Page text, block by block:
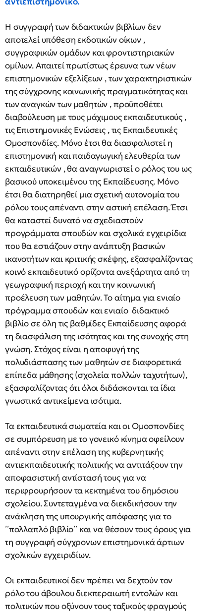
Η συγγραφή των διδακτικών βιβλίων δεν
αποτελεί υπόθεση εκδοτικών οίκων ,
συγγραφικών ομάδων και φροντιστηριακών
ομίλων. Απαιτεί πρωτίστως έρευνα των νέων
επιστημονικών εξελίξεων , των χαρακτηριστικών
της σύγχρονης κοινωνικής πραγματικότητας και
των αναγκών των μαθητών , προϋποθέτει
διαβούλευση με τους μάχιμους εκπαιδευτικούς ,
τις Επιστημονικές Ενώσεις , τις Εκπαιδευτικές
Ομοσπονδίες. Μόνο έτσι θα διασφαλιστεί η
επιστημονική και παιδαγωγική ελευθερία των
εκπαιδευτικών , θα αναγνωριστεί ο ρόλος του ως
βασικού υποκειμένου της Εκπαίδευσης. Μόνο
έτσι θα διατηρηθεί μια σχετική αυτονομία του
ρόλου τους απέναντι στην αστική επέλαση. Έτσι
θα καταστεί δυνατό να σχεδιαστούν
προγράμματα σπουδών και σχολικά εγχειρίδια
που θα εστιάζουν στην ανάπτυξη βασικών
ικανοτήτων και κριτικής σκέψης, εξασφαλίζοντας
κοινό εκπαιδευτικό ορίζοντα ανεξάρτητα από τη
γεωγραφική περιοχή και την κοινωνική
προέλευση των μαθητών. Το αίτημα για ενιαίο
πρόγραμμα σπουδών και ενιαίο διδακτικό
βιβλίο σε όλη τις βαθμίδες Εκπαίδευσης αφορά
τη διασφάλιση της ισότητας και της συνοχής στη
γνώση. Στόχος είναι η αποφυγή της
πολυδιάσπασης των μαθητών σε διαφορετικά
επίπεδα μάθησης (σχολεία πολλών ταχυτήτων),
εξασφαλίζοντας ότι όλοι διδάσκονται τα ίδια
γνωστικά αντικείμενα ισότιμα.
Τα εκπαιδευτικά σωματεία και οι Ομοσπονδίες
σε συμπόρευση με το γονεικό κίνημα οφείλουν
απέναντι στην επέλαση της κυβερνητικής
αντιεκπαιδευτικής πολιτικής να αντιτάξουν την
αποφασιστική αντίστασή τους για να
περιφρουρήσουν τα κεκτημένα του δημόσιου
σχολείου. Συντεταγμένα να διεκδικήσουν την
ανάκληση της υπουργικής απόφασης για το
΄΄πολλαπλό βιβλίο΄΄ και να θέσουν τους όρους για
τη συγγραφή σύγχρονων επιστημονικά άρτιων
σχολικών εγχειριδίων.
Οι εκπαιδευτικοί δεν πρέπει να δεχτούν τον
ρόλο του άβουλου διεκπεραιωτή εντολών και
πολιτικών που οξύνουν τους ταξικούς φραγμούς